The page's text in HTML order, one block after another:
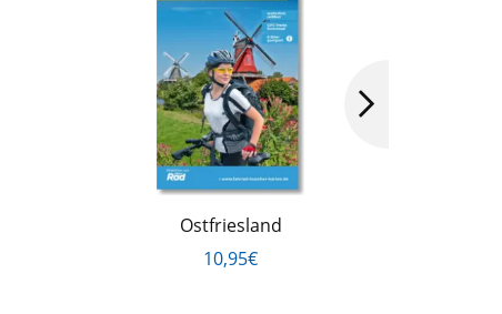
Ostfriesland
10,95€